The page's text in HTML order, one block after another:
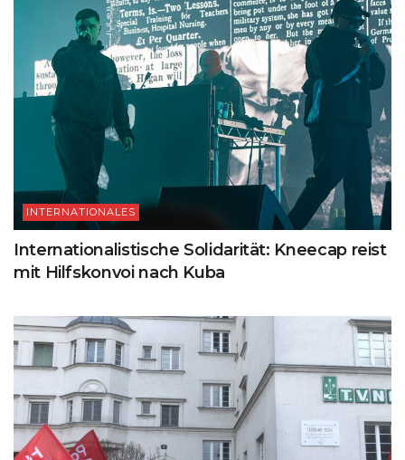
INTERNATIONALES
Internationalistische Solidarität: Kneecap reist
mit Hilfskonvoi nach Kuba